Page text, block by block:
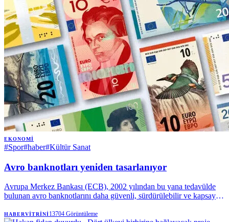
EKONOMI
#Spor#haber#Kültür Sanat
Avro banknotları yeniden tasarlanıyor
Avrupa Merkez Bankası (ECB), 2002 yılından bu yana tedavülde
bulunan avro banknotlarını daha güvenli, sürdürülebilir ve kapsayıcı
Ajansı
HABERVITRINI13704 Görüntüleme